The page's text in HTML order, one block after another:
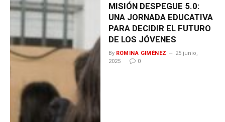
MISIÓN DESPEGUE 5.0:
UNA JORNADA EDUCATIVA
PARA DECIDIR EL FUTURO
DE LOS JÓVENES
By ROMINA GIMÉNEZ
25 junio,
2025
0